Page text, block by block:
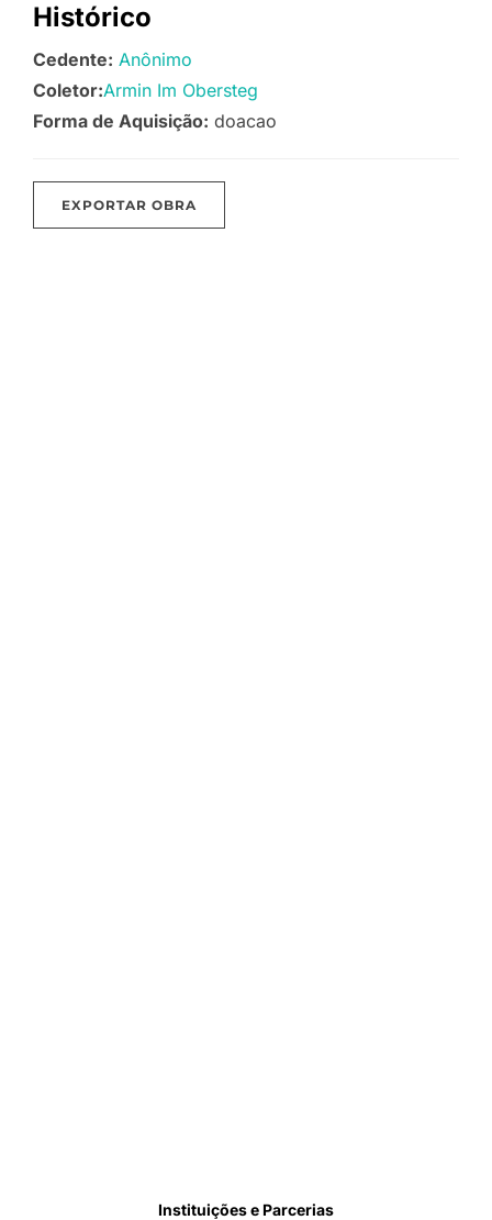
Histórico
Cedente: Anônimo
Coletor:Armin Im Obersteg
Forma de Aquisição: doacao
EXPORTAR OBRA
Instituições e Parcerias